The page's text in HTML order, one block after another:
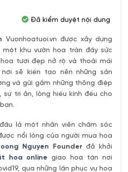
Vuonhoatuoi.vn được xây dựng
khu vườn hoa tràn đầy sức
tươi đẹp nở rộ và thoải mái
sẽ kiến tạo nên những sản
và gửi gắm những thông điệp
sự tri ân, lòng hiếu kính đếu cho
là một nhân viên chăm sóc
nổi lòng của người mua hoa
Nguyen Founder đã khởi
hoa online giao hoa tận nơi
qua những lần phục vụ hoa
Đã kiểm duyệt nội dung